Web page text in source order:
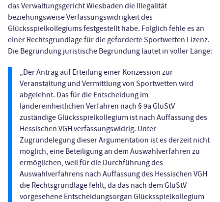
das Verwaltungsgericht Wiesbaden die Illegalität
beziehungsweise Verfassungswidrigkeit des
Glücksspielkollegiums festgestellt habe. Folglich fehle es an
einer Rechtsgrundlage für die geforderte Sportwetten Lizenz.
Die Begründung juristische Begründung lautet in voller Länge:
„Der Antrag auf Erteilung einer Konzession zur
Veranstaltung und Vermittlung von Sportwetten wird
abgelehnt. Das für die Entscheidung im
ländereinheitlichen Verfahren nach § 9a GlüStV
zuständige Glücksspielkollegium ist nach Auffassung des
Hessischen VGH verfassungswidrig. Unter
Zugrundelegung dieser Argumentation ist es derzeit nicht
möglich, eine Beteiligung an dem Auswahlverfahren zu
ermöglichen, weil für die Durchführung des
Auswahlverfahrens nach Auffassung des Hessischen VGH
die Rechtsgrundlage fehlt, da das nach dem GlüStV
vorgesehene Entscheidungsorgan Glücksspielkollegium